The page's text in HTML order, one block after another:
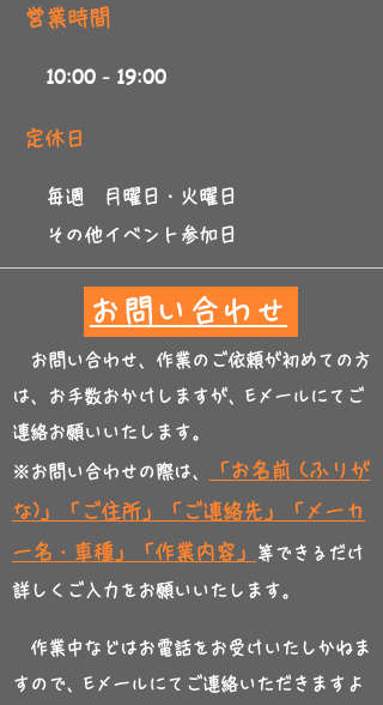
​営業時間
10:00 - 19:00
​定休日
毎週 月曜日・火曜日
​その他イベント参加日
お問い合わせ
お問い合わせ、作業のご依頼が初めての方
は、お手数おかけしますが、Eメールにてご
連絡お願いいたします。
※お問い合わせの際は、
「お名前 (ふりが
な)」「ご住所」「ご連絡先」「メーカ
ー名・車種」「作業内容」
等できるだけ
詳しくご入力をお願いいたします。
作業中などは お電話をお受けいたし かねま
すので、Eメールにてご連絡いただきますよ